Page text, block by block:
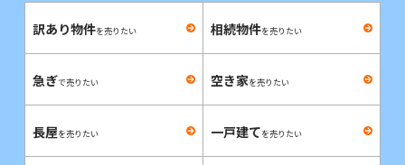
訳あり物件を売りたい 相続物件を売りたい
急ぎで売りたい 空き家を売りたい
長屋を売りたい 一戸建てを売りたい